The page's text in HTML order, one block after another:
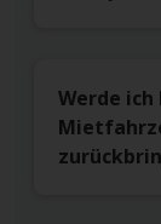
Werde